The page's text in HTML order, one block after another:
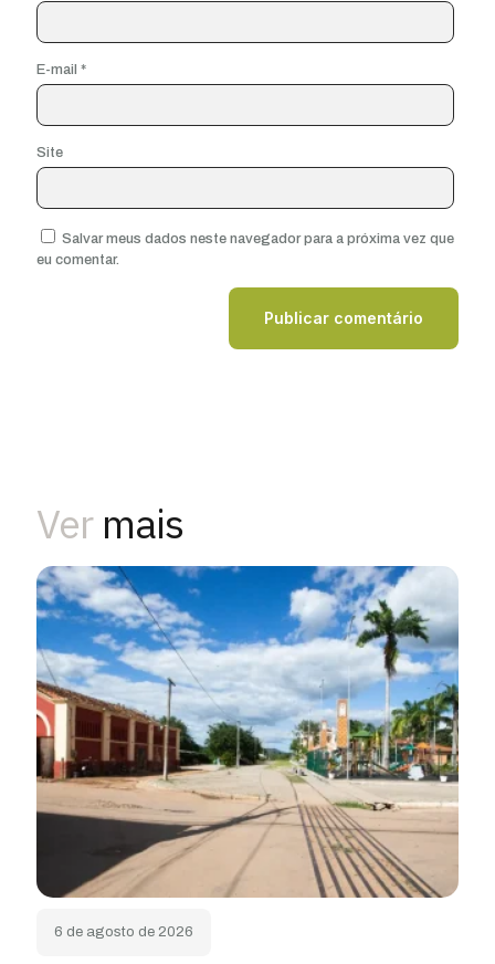
E-mail *
Site
Salvar meus dados neste navegador para a próxima vez que
eu comentar.
Ver mais
6 de agosto de 2026